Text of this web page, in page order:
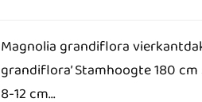
Magnolia grandiflora
grandiflora’ Stamhoogte 180